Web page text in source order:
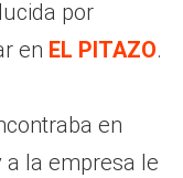
por
en EL PITAZO.
en
a la empresa le